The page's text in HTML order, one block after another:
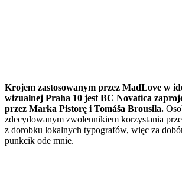
Krojem zastosowanym przez MadLove w
wizualnej Praha 10 jest BC Novatica
przez Marka Pistorę i Tomáša Brousila.
zdecydowanym zwolennikiem korzystania
z dorobku lokalnych typografów, więc za
punkcik ode mnie.